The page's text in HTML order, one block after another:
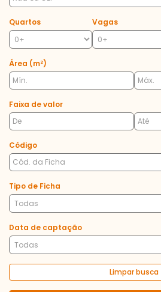
Quartos Vagas
Área (m²)
Faixa de valor
Código
Tipo de Ficha
Data de captação
Limpar busca